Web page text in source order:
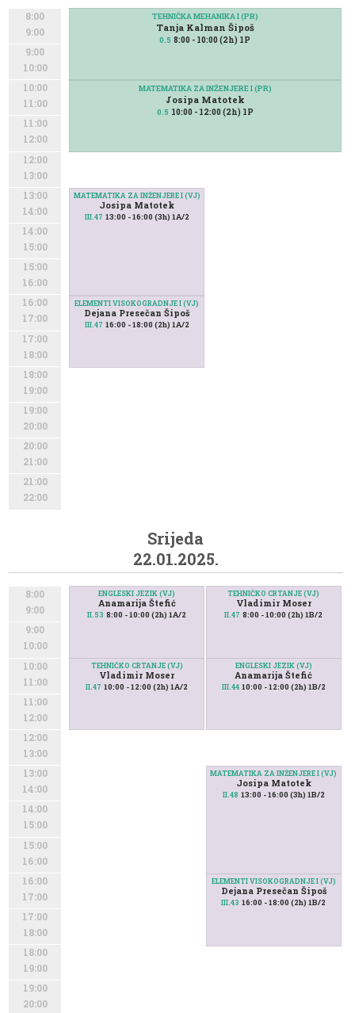
8:00
9:00
9:00
10:00
10:00
11:00
11:00
12:00
12:00
13:00
13:00
14:00
14:00
15:00
15:00
16:00
16:00
17:00
17:00
18:00
18:00
19:00
19:00
20:00
20:00
21:00
21:00
22:00
TEHNIČKA MEHANIKA I (PR)
Tanja Kalman Šipoš
0.5 8:00 - 10:00 (2h) 1P
MATEMATIKA ZA INŽENJERE I (PR)
Josipa Matotek
0.5 10:00 - 12:00 (2h) 1P
MATEMATIKA ZA INŽENJERE I (VJ)
Josipa Matotek
III.47 13:00 - 16:00 (3h) 1A/2
ELEMENTI VISOKOGRADNJE I (VJ)
Dejana Presečan Šipoš
III.47 16:00 - 18:00 (2h) 1A/2
Srijeda
22.01.2025.
8:00
9:00
9:00
10:00
10:00
11:00
11:00
12:00
12:00
13:00
13:00
14:00
14:00
15:00
15:00
16:00
16:00
17:00
17:00
18:00
18:00
19:00
19:00
20:00
ENGLESKI JEZIK (VJ)
Anamarija Štefić
II.53 8:00 - 10:00 (2h) 1A/2
TEHNIČKO CRTANJE (VJ)
Vladimir Moser
II.47 8:00 - 10:00 (2h) 1B/2
TEHNIČKO CRTANJE (VJ)
Vladimir Moser
II.47 10:00 - 12:00 (2h) 1A/2
ENGLESKI JEZIK (VJ)
Anamarija Štefić
III.44 10:00 - 12:00 (2h) 1B/2
MATEMATIKA ZA INŽENJERE I (VJ)
Josipa Matotek
II.48 13:00 - 16:00 (3h) 1B/2
ELEMENTI VISOKOGRADNJE I (VJ)
Dejana Presečan Šipoš
III.43 16:00 - 18:00 (2h) 1B/2